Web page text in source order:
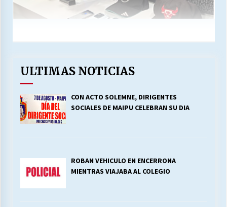
ULTIMAS NOTICIAS
CON ACTO SOLEMNE, DIRIGENTES
SOCIALES DE MAIPU CELEBRAN SU DIA
ROBAN VEHICULO EN ENCERRONA
MIENTRAS VIAJABA AL COLEGIO